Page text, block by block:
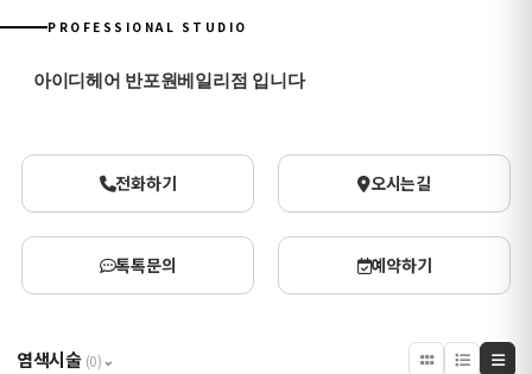
PROFESSIONAL STUDIO
아이디헤어 반포원베일리점 입니다
전화하기 오시는길
톡톡문의 예약하기
염색시술 (0)⌄